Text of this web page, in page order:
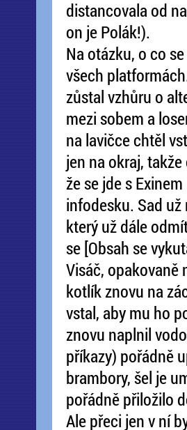
distancovala od
on je Polák!).
Na otázku, o co
všech
zůstal vzhůru o
mezi sobem a
na lavičce chtěl
jen na okraj,
že se jde s
infodesku. Sad
který už dále
se [Obsah se
Visáč, opakovaně
kotlík znovu na
vstal, aby mu ho
znovu naplnil
příkazy) pořádně
brambory, šel je
pořádně přiložilo
Ale přeci jen v ní